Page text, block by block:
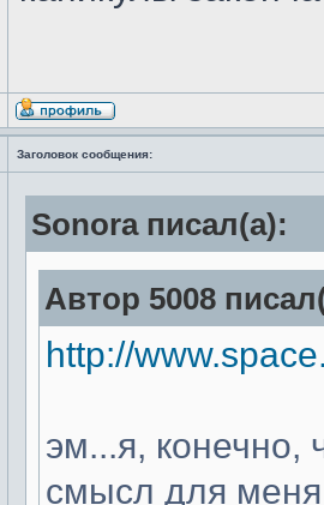
Заголовок сообщения:
Sonora писал(а):
Автор 5008
http://
эм...я, конечно,
смысл для